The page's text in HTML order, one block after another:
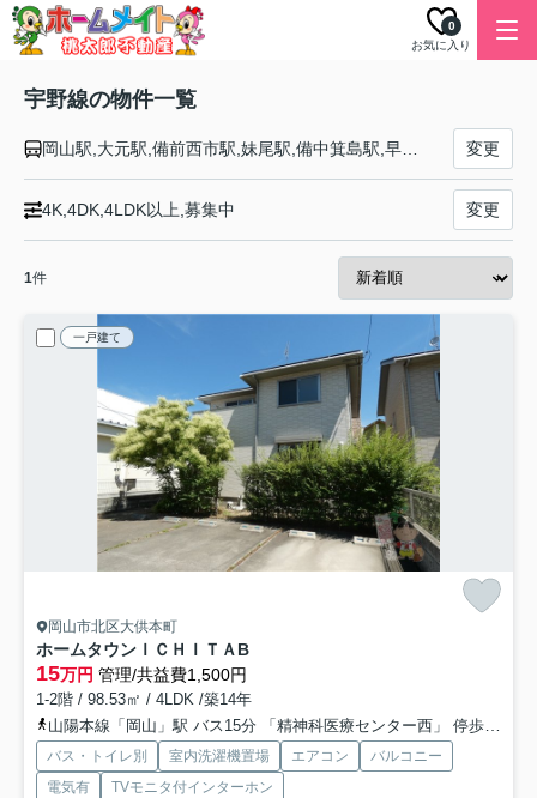
お気に入り
0
宇野線の物件一覧
変更
4K,4DK,4LDK以上,募集中 変更
1件
一戸建て
岡山市北区大供本町
ホームタウンＩＣＨＩＴＡ B
15万円 管理/共益費1,500円
1-2階 / 98.53㎡ / 4LDK /築14年
山陽本線「岡山」駅 バス15分 「精神科医療センター西」 停歩8分
バス・トイレ別 室内洗濯機置場 エアコン
バルコニー
電気有
TVモニタ付インターホン